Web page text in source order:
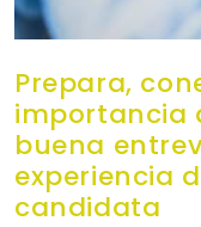
Prepara,
importancia
buena
experiencia
candidata